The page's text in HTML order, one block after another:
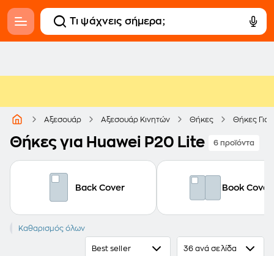
Αξεσουάρ Αξεσουάρ Κινητών Θήκες Θήκες Για
Θήκες για Huawei P20 Lite 6 προϊόντα
Back Cover Book Cover
P20 Lite
Καθαρισμός όλων
Best seller 36 ανά σελίδα